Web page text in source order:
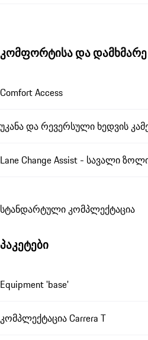
კომფორტისა და დამხმარე
Comfort Access
უკანა და რევერსული ხედვის
Lane Change Assist - სავალი
სტანდარტული კომპლექტაცია
პაკეტები
Equipment 'base'
კომპლექტაცია Carrera T